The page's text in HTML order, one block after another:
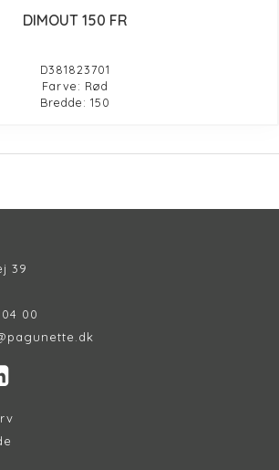
DIMOUT 150 FR
D381823701
Farve: Rød
Bredde: 150
39
00